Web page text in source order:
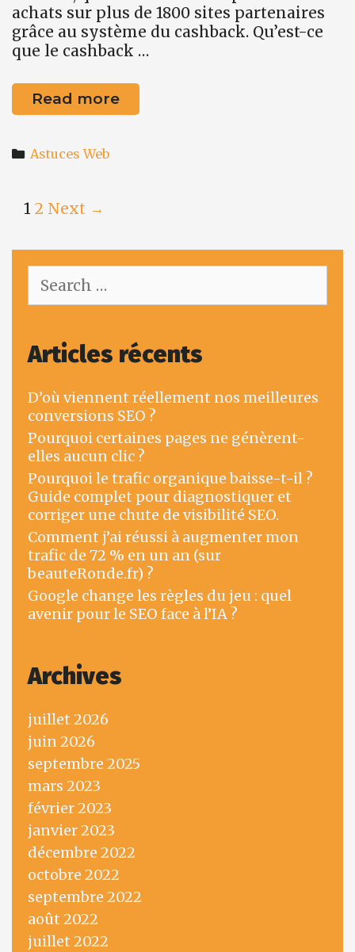
achats sur plus de 1800 sites partenaires
grâce au système du cashback. Qu’est-ce
que le cashback …
Read moreAstuce
web
tous
les
en
!
Categories
Astuces Web
Post
1 2 Next →
for:
Articles récents
D’où viennent réellement nos meilleures
conversions SEO ?
Pourquoi certaines pages ne génèrent-
elles aucun clic ?
Pourquoi le trafic organique baisse-t-il ?
Guide complet pour diagnostiquer et
corriger une chute de visibilité SEO.
Comment j’ai réussi à augmenter mon
trafic de 72 % en un an (sur
beauteRonde.fr) ?
Google change les règles du jeu : quel
avenir pour le SEO face à l’IA ?
Archives
juillet 2026
juin 2026
septembre 2025
mars 2023
février 2023
janvier 2023
décembre 2022
octobre 2022
septembre 2022
août 2022
juillet 2022